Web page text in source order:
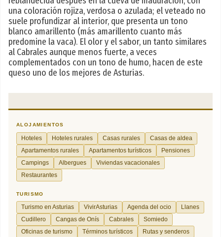
una coloración rojiza, verdosa o azulada; el veteado no
suele profundizar al interior, que presenta un tono
blanco amarillento (más amarillento cuanto más
predomine la vaca). El olor y el sabor, un tanto similares
al Cabrales aunque menos fuerte, a veces
complementados con un tono de humo, hacen de este
queso uno de los mejores de Asturias.